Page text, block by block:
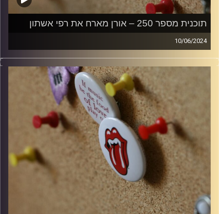
תוכנית מספר 250 – אורן מארח את רפי אשתון
10/06/2024
קלאסיקות רוק עם אורן הוף
קרדיט תמונות: włodi